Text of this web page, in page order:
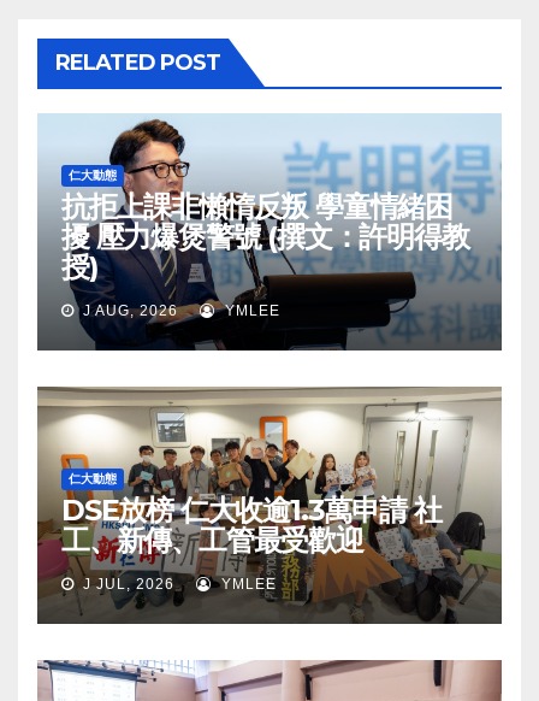
RELATED POST
仁大動態
抗拒上課非懶惰反叛 學童情緒困
擾 壓力爆煲警號 (撰文：許明得教
授)
J AUG, 2026 YMLEE
仁大動態
DSE放榜 仁大收逾1.3萬申請 社
工、新傳、工管最受歡迎
J JUL, 2026 YMLEE